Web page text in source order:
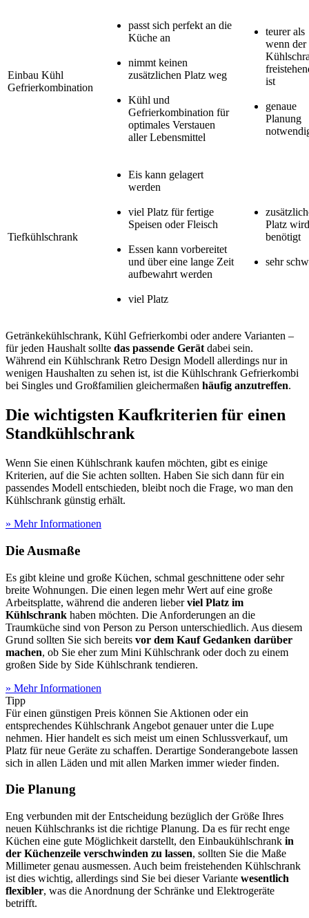
Einbau Kühl
Gefrierkombination
passt sich perfekt an die
Küche an
nimmt keinen
zusätzlichen Platz weg
Kühl und
Gefrierkombination für
optimales Verstauen
aller Lebensmittel
teurer als
wenn der
ist
genaue
Planung
Tiefkühlschrank
Eis kann gelagert
werden
viel Platz für fertige
Speisen oder Fleisch
Essen kann vorbereitet
und über eine lange Zeit
aufbewahrt werden
viel Platz
Platz wird
benötigt
sehr
Getränkekühlschrank, Kühl Gefrierkombi oder andere Varianten –
für jeden Haushalt sollte das passende Gerätdabei sein.
Während ein Kühlschrank Retro Design Modell allerdings nur in
wenigen Haushalten zu sehen ist, ist die Kühlschrank Gefrierkombi
bei Singles und Großfamilien gleichermaßen häufig anzutreffen.
Die wichtigsten Kaufkriterien für einen
Standkühlschrank
Wenn Sie einen Kühlschrank kaufen möchten, gibt es einige
Kriterien, auf die Sie achten sollten. Haben Sie sich dann für ein
passendes Modell entschieden, bleibt noch die Frage, wo man den
Kühlschrank günstig erhält.
» Mehr Informationen
Die Ausmaße
Es gibt kleine und große Küchen, schmal geschnittene oder sehr
breite Wohnungen. Die einen legen mehr Wert auf eine große
Arbeitsplatte, während die anderen lieberviel Platz im
Kühlschrank haben möchten. Die Anforderungen an die
Traumküche sind von Person zu Person unterschiedlich. Aus diesem
Grund sollten Sie sich bereits vor dem Kauf Gedanken darüber
machen, ob Sie eher zum Mini Kühlschrank oder doch zu einem
großen Side by Side Kühlschrank tendieren.
» Mehr Informationen
Tipp
Für einen günstigen Preis können Sie Aktionen oder ein
entsprechendes Kühlschrank Angebot genauer unter die Lupe
nehmen. Hier handelt es sich meist um einen Schlussverkauf, um
Platz für neue Geräte zu schaffen. Derartige Sonderangebote lassen
sich in allen Läden und mit allen Marken immer wieder finden.
Die Planung
Eng verbunden mit der Entscheidung bezüglich der Größe Ihres
neuen Kühlschranks ist die richtige Planung. Da es für recht enge
Küchen eine gute Möglichkeit darstellt, den Einbaukühlschrank in
der Küchenzeile verschwinden zu lassen, sollten Sie die Maße
Millimeter genau ausmessen. Auch beim freistehenden Kühlschrank
ist dies wichtig, allerdings sind Sie bei dieser Variante wesentlich
flexibler, was die Anordnung der Schränke und Elektrogeräte
betrifft.